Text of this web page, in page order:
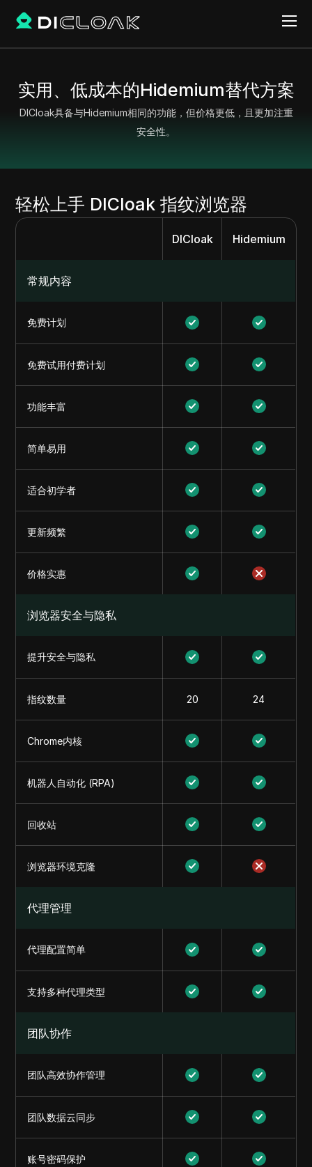
实用、低成本的Hidemium替代方案
DICloak具备与Hidemium相同的功能，但价格更低，且更加注重
安全性。
轻松上手 DICloak 指纹浏览器
DICloak Hidemium
常规内容
免费计划
免费试用付费计划
功能丰富
简单易用
适合初学者
更新频繁
价格实惠
浏览器安全与隐私
提升安全与隐私
指纹数量 20 24
Chrome内核
机器人自动化 (RPA)
回收站
浏览器环境克隆
代理管理
代理配置简单
支持多种代理类型
团队协作
团队高效协作管理
团队数据云同步
账号密码保护